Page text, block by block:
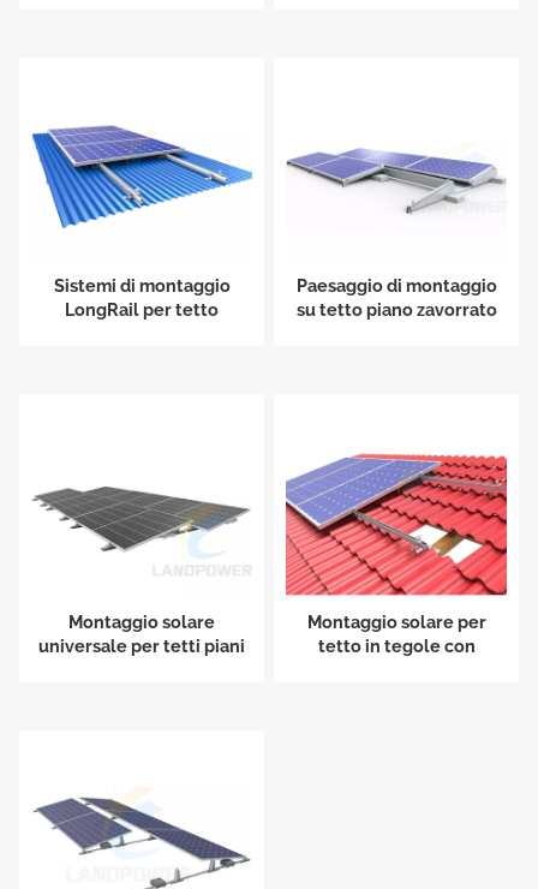
Sistemi di montaggio
LongRail per tetto
Paesaggio di montaggio
su tetto piano zavorrato
Montaggio solare
universale per tetti piani
Montaggio solare per
tetto in tegole con